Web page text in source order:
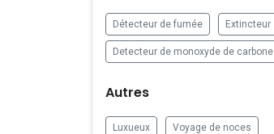
Détecteur de fumée Extincteur
Detecteur de monoxyde de carbone
Autres
Luxueux Voyage de noces